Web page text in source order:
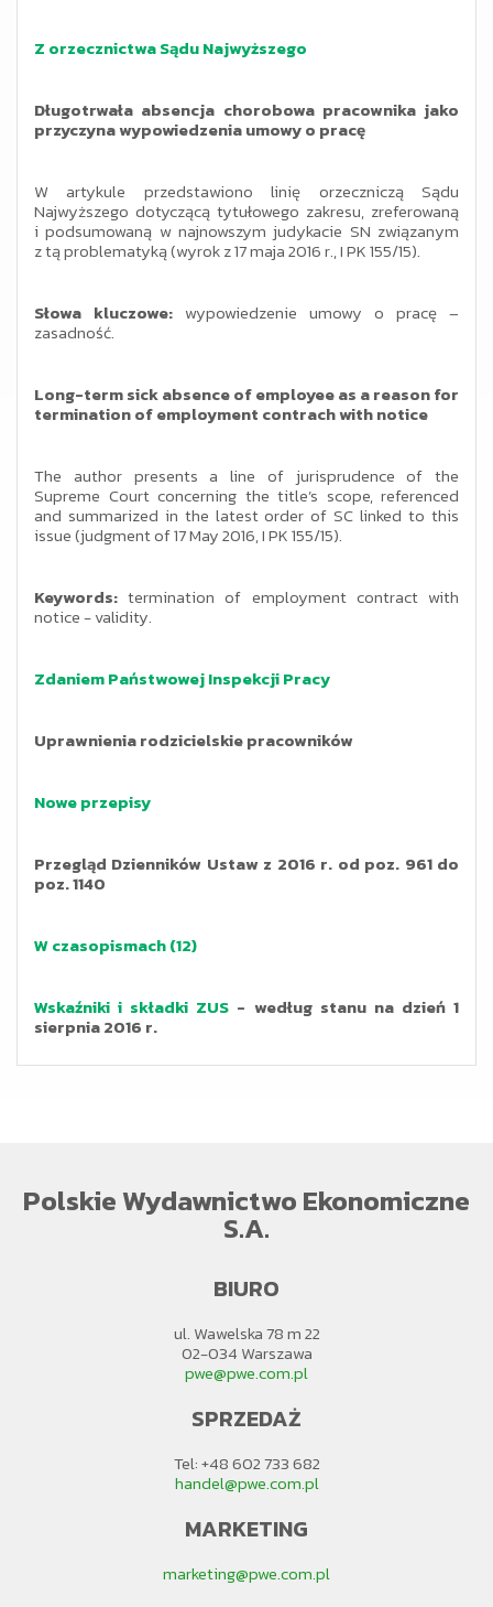
Z orzecznictwa Sądu Najwyższego
Długotrwała absencja chorobowa pracownika jako
przyczyna wypowiedzenia umowy o pracę
W artykule przedstawiono linię orzeczniczą Sądu
Najwyższego dotyczącą tytułowego zakresu, zreferowaną
i podsumowaną w najnowszym judykacie SN związanym
z tą problematyką (wyrok z 17 maja 2016 r., I PK 155/15).
Słowa kluczowe: wypowiedzenie umowy o pracę –
zasadność.
Long-term sick absence of employee as a reason for
termination of employment contrach with notice
The author presents a line of jurisprudence of the
Supreme Court concerning the title’s scope, referenced
and summarized in the latest order of SC linked to this
issue (judgment of 17 May 2016, I PK 155/15).
Keywords: termination of employment contract with
notice - validity.
Zdaniem Państwowej Inspekcji Pracy
Uprawnienia rodzicielskie pracowników
Nowe przepisy
Przegląd Dzienników Ustaw z 2016 r. od poz. 961 do
poz. 1140
W czasopismach (12)
Wskaźniki i składki ZUS - według stanu na dzień 1
sierpnia 2016 r.
Polskie Wydawnictwo Ekonomiczne
S.A.
BIURO
ul. Wawelska 78 m 22
02-034 Warszawa
pwe@pwe.com.pl
SPRZEDAŻ
Tel: +48 602 733 682
handel@pwe.com.pl
MARKETING
marketing@pwe.com.pl